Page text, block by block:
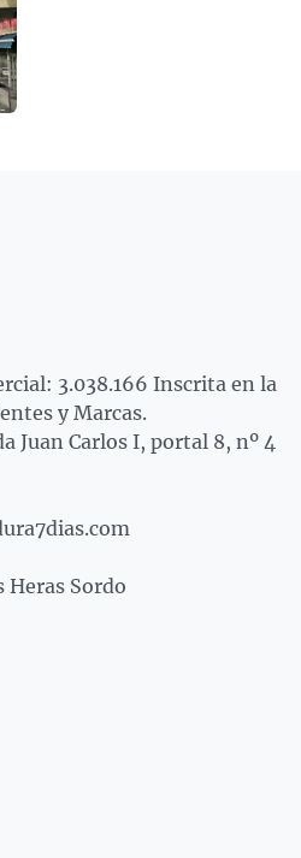
3.038.166 Inscrita en la
y Marcas.
Juan Carlos I, portal 8, nº 4
Heras Sordo